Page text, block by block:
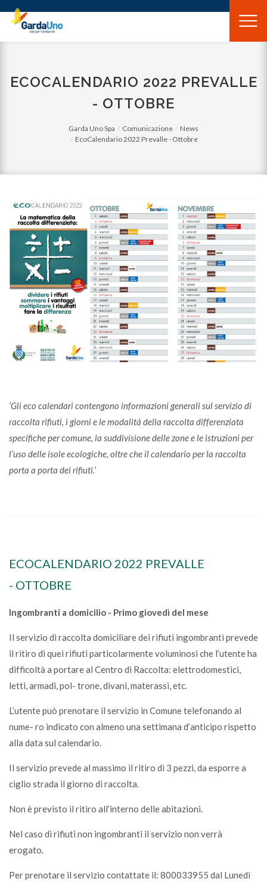
Gardauno
Spa
ECOCALENDARIO 2022 PREVALLE
- OTTOBRE
Garda Uno Spa Comunicazione
News
EcoCalendario 2022 Prevalle - Ottobre
‘Gli eco calendari contengono informazioni generali sul servizio di
raccolta rifiuti, i giorni e le modalità della raccolta differenziata
specifiche per comune, la suddivisione delle zone e le istruzioni per
l’uso delle isole ecologiche, oltre che il calendario per la raccolta
porta a porta dei rifiuti.’
ECOCALENDARIO 2022 PREVALLE
- OTTOBRE
Ingombranti a domicilio - Primo giovedì del mese
Il servizio di raccolta domiciliare dei rifiuti ingombranti prevede
il ritiro di quei rifiuti particolarmente voluminosi che l’utente ha
difficoltà a portare al Centro di Raccolta: elettrodomestici,
letti, armadi, pol- trone, divani, materassi, etc.
L’utente può prenotare il servizio in Comune telefonando al
nume- ro indicato con almeno una settimana d’anticipo rispetto
alla data sul calendario.
Il servizio prevede al massimo il ritiro di 3 pezzi, da esporre a
ciglio strada il giorno di raccolta.
Non è previsto il ritiro all’interno delle abitazioni.
Nel caso di rifiuti non ingombranti il servizio non verrà
erogato.
Per prenotare il servizio contattate il: 800033955 dal Lunedì